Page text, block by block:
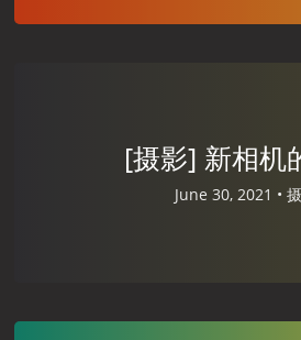
[摄影] 新相机
June 30, 2021 •